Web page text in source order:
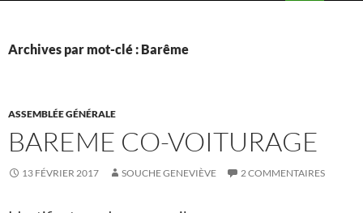
Archives par mot-clé : Barême
ASSEMBLÉE GÉNÉRALE
BAREME CO-VOITURAGE
13 FÉVRIER 2017 SOUCHE GENEVIÈVE 2 COMMENTAIRES